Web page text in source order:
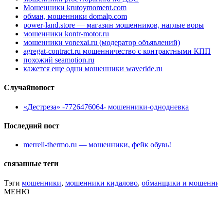
Мошенники krutoymoment.com
обман, мошенники domalp.com
power-land.store — магазин мошенников, наглые воры
мошенники kontr-motor.ru
мошенники vonexai.ru (модератор объявлений)
agregat-contract.ru мошенничество с контрактными КПП
похожий seamotion.ru
кажется еще одни мошенники waveride.ru
Случайнопост
«Дестреза» -7726476064- мошенники-однодневка
Последний пост
merrell-thermo.ru — мошенники, фейк обувь!
связанные теги
Тэги мошенники, мошенники кидалово, обманщики и
МЕНЮ